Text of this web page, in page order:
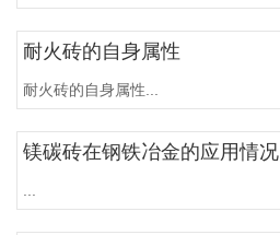
耐火砖的自身属性
耐火砖的自身属性...
镁碳砖在钢铁冶金的应用情况
...